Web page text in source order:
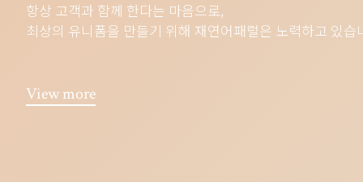
항상 고객과 함께 한다는 마음으로,
최상의 유니폼을 만들기 위해 재연어패럴은 노력하고 있습
View more